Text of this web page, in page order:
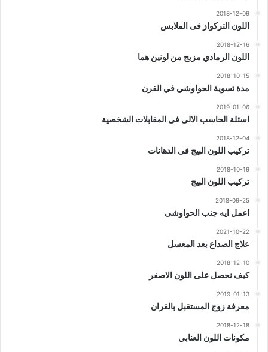
2018-12-09
اللون التركواز فى الملابس
2018-12-16
اللون الرمادي مزيج من لونين هما
2018-10-15
مدة تسوية الحواوشي في الفرن
2019-01-06
اسئلة الحاسب الالى فى المقابلات الشخصية
2018-12-04
تركيب اللون البيج فى الدهانات
2018-10-19
تركيب اللون البيج
2018-09-25
اعمل ايه جنب الحواوشى
2021-10-22
علاج الصداع بعد المعسل
2018-12-10
كيف نحصل على اللون الاصفر
2019-01-13
معرفة زوج المستقبل بالقران
2018-12-18
مكونات اللون العنابي